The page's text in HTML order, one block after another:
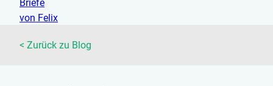
Befreiung von Ballast. Falls...
< Zurück zu Blog